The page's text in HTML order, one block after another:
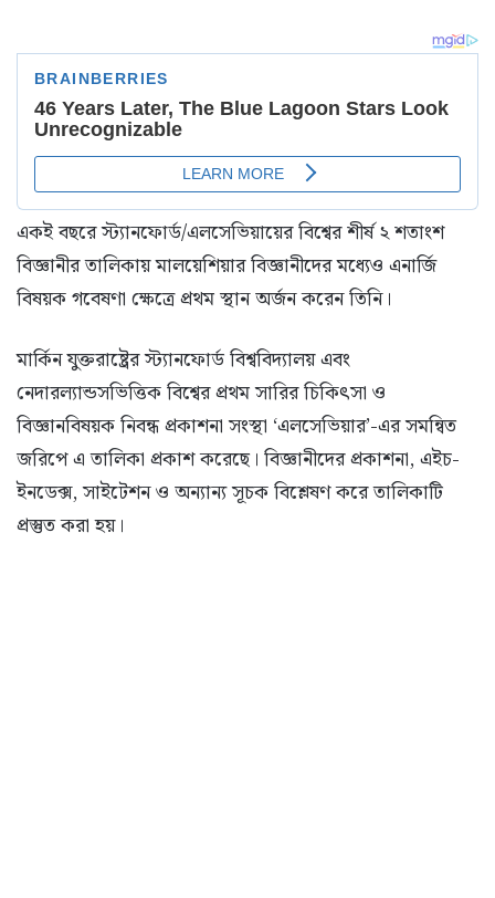
একই বছরে স্ট্যানফোর্ড/এলসেভিয়ায়ের বিশ্বের শীর্ষ ২ শতাংশ
বিজ্ঞানীর তালিকায় মালয়েশিয়ার বিজ্ঞানীদের মধ্যেও এনার্জি
বিষয়ক গবেষণা ক্ষেত্রে প্রথম স্থান অর্জন করেন তিনি।
মার্কিন যুক্তরাষ্ট্রের স্ট্যানফোর্ড বিশ্ববিদ্যালয় এবং
নেদারল্যান্ডসভিত্তিক বিশ্বের প্রথম সারির চিকিৎসা ও
বিজ্ঞানবিষয়ক নিবন্ধ প্রকাশনা সংস্থা ‘এলসেভিয়ার’-এর সমন্বিত
জরিপে এ তালিকা প্রকাশ করেছে। বিজ্ঞানীদের প্রকাশনা, এইচ-
ইনডেক্স, সাইটেশন ও অন্যান্য সূচক বিশ্লেষণ করে তালিকাটি
প্রস্তুত করা হয়।